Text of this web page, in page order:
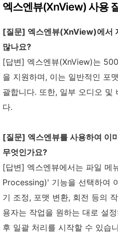
엑스엔뷰(XnView) 사용
[질문] 엑스엔뷰(XnView)에서
많나요?
[답변] 엑스엔뷰(XnView)는
을 지원하며, 이는 일반적인 포
괄합니다. 또한, 일부 오디오 및
다.
[질문] 엑스엔뷰를 사용하여 이
무엇인가요?
[답변] 엑스엔뷰에서는 파일 메
Processing)' 기능을 선택하여
기 조정, 포맷 변환, 회전 등의
용자는 작업을 원하는 대로 설
후 일괄 처리를 시작할 수 있습